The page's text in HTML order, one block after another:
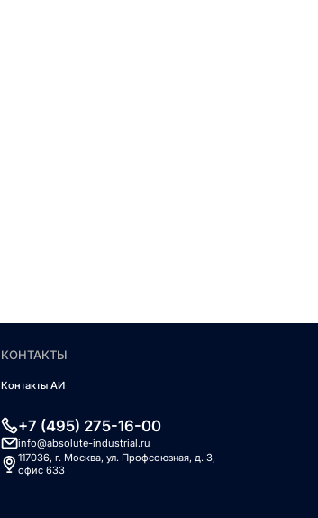
КОНТАКТЫ
Контакты АИ
+7 (495) 275-16-00
info@absolute-industrial.ru
117036, г. Москва, ул. Профсоюзная, д. 3,
офис 633